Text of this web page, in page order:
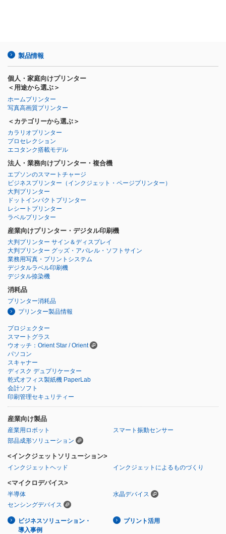
製品情報
個人・家庭向けプリンター
＜用途から選ぶ＞
ホームプリンター
写真高画質プリンター
＜カテゴリーから選ぶ＞
カラリオプリンター
プロセレクション
エコタンク搭載モデル
法人・業務向けプリンター・複合機
エプソンのスマートチャージ
ビジネスプリンター （インクジェット・ページプリンター）
大判プリンター
ドットインパクトプリンター
レシートプリンター
ラベルプリンター
産業向けプリンター・デジタル印刷機
大判プリンター サイン＆ディスプレイ
大判プリンター グッズ・アパレル・ソフトサイン
業務用写真・プリントシステム
デジタルラベル印刷機
デジタル捺染機
消耗品
プリンター消耗品
プリンター製品情報
プロジェクター
スマートグラス
ウオッチ：Orient Star / Orient
パソコン
スキャナー
ディスク デュプリケーター
乾式オフィス製紙機 PaperLab
会計ソフト
印刷管理セキュリティー
産業向け製品
産業用ロボット
スマート振動センサー
部品成形ソリューション
<インクジェットソリューション>
インクジェットヘッド インクジェットによるものづくり
<マイクロデバイス>
半導体
水晶デバイス
センシングデバイス
ビジネスソリューション・
導入事例
プリント活用